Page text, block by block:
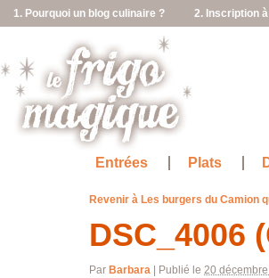
1. Pourquoi un blog culinaire ? 2. Inscription
Entrées Plats
Revenir à Les burgers du Camion
DSC_4006
Par Barbara Publié le 20